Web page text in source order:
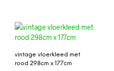
vintage vloerkleed met
rood 298cm x 177cm